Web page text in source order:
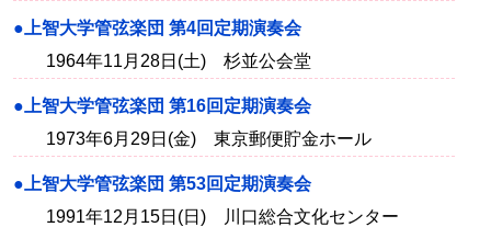
●上智大学管弦楽団 第4回定期演奏会
1964年11月28日(土) 杉並公会堂
●上智大学管弦楽団 第16回定期演奏会
1973年6月29日(金) 東京郵便貯金ホール
●上智大学管弦楽団 第53回定期演奏会
1991年12月15日(日) 川口総合文化センター